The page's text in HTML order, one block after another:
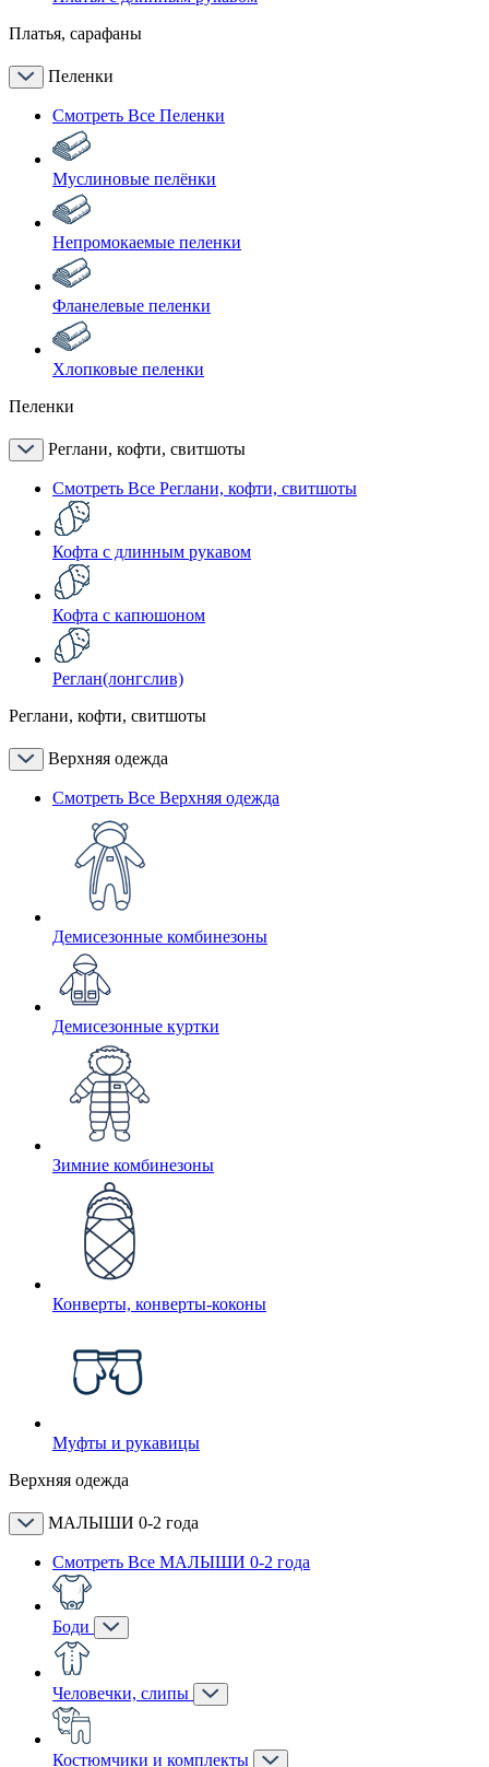
Платья, сарафаны
Пеленки
Смотреть Все Пеленки
Муслиновые пелёнки
Непромокаемые пеленки
Фланелевые пеленки
Хлопковые пеленки
Пеленки
Реглани, кофти, свитшоты
Смотреть Все Реглани, кофти, свитшоты
Кофта с длинным рукавом
Кофта с капюшоном
Реглан(лонгслив)
Реглани, кофти, свитшоты
Верхняя одежда
Смотреть Все Верхняя одежда
Демисезонные комбинезоны
Демисезонные куртки
Зимние комбинезоны
Конверты, конверты-коконы
Муфты и рукавицы
Верхняя одежда
МАЛЫШИ 0-2 года
Смотреть Все МАЛЫШИ 0-2 года
Боди
Человечки, слипы
Костюмчики и комплекты